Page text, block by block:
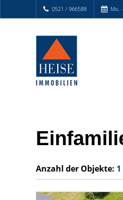
0521 / 966588 Mo.
Anzahl der Objekte: 1